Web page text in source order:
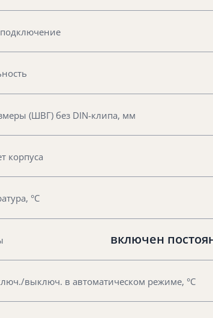
(ШВГ) без DIN-клипа, мм
корпуса
°С
включен
выключ. в автоматическом режиме, °С